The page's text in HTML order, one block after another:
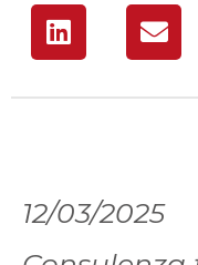
12/03/2025